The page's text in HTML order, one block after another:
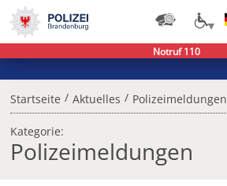
Startseite / Aktuelles / Polizeimeldungen
Kategorie:
Polizeimeldungen
Notruf 110